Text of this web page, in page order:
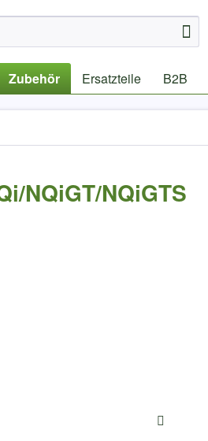
Zubehör Ersatzteile B2B
NQiGT/NQiGTS